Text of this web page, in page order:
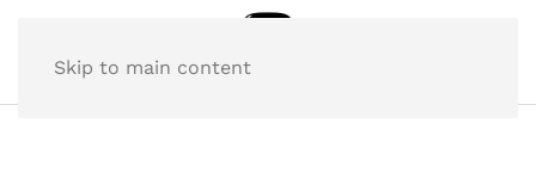
Skip to main content